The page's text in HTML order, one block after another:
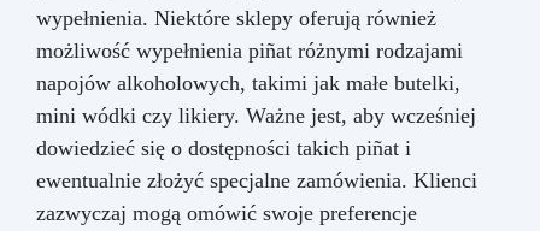
wypełnienia. Niektóre sklepy oferują również
możliwość wypełnienia piñat różnymi rodzajami
napojów alkoholowych, takimi jak małe butelki,
mini wódki czy likiery. Ważne jest, aby wcześniej
dowiedzieć się o dostępności takich piñat i
ewentualnie złożyć specjalne zamówienia. Klienci
zazwyczaj mogą omówić swoje preferencje